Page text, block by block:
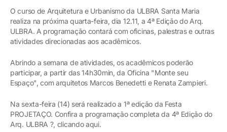
Inovação
Sobre a ULBRA
O curso de Arquitetura e Urbanismo da ULBRA Santa Maria
realiza na próxima quarta-feira, dia 12.11, a 4ª Edição do Arq.
ULBRA. A programação contará com oficinas, palestras e outras
atividades direcionadas aos acadêmicos.
Abrindo a semana de atividades, os acadêmicos poderão
participar, a partir das 14h30min, da Oficina "Monte seu
Espaço", com arquitetos Marcos Benedetti e Renata Zampieri.
Na sexta-feira (14) será realizado a 1ª edição da Festa
PROJETAÇO. Confira a programação completa da 4ª Edição do
Arq. ULBRA ?, clicando aqui.